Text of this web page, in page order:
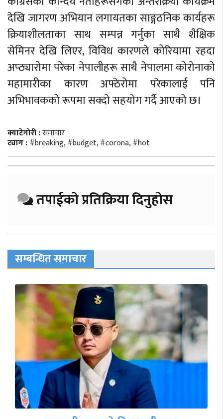
देखि जागरण अभियान लगायतका साङ्गठनिक कार्यहरू
क्रियाशीलताका साथ सम्पन्न गर्नुका साथै शैक्षिक
सेमिनर देखि लिएर, विविध कारणले कोरियामा रहदा
अप्ठ्यारोमा परेका नेपालीहरू साथै नेपालमा कोरोनाको
महामारीका कारण अफ्ठेरोमा परेकालाई पनि
अभिभावकको रूपमा सक्दो सहयोग गर्दै आएको छ।
क्याटेगोरी :समाचार
ट्याग :#breaking,#budget,#corona,#hot
तपाईको प्रतिक्रिया दिनुहोस
सम्बन्धित समाचार